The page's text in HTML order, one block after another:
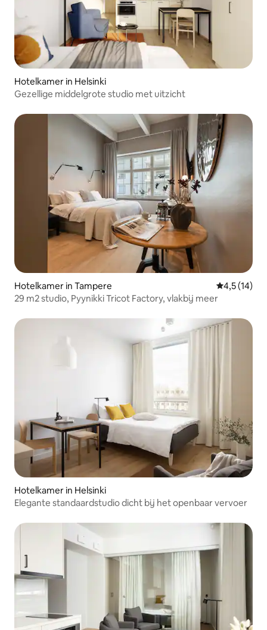
Hotelkamer in Helsinki
Gezellige middelgrote studio met uitzicht
Hotelkamer in Tampere
4,5 (14)
29 m2 studio, Pyynikki Tricot Factory, vlakbij meer
Hotelkamer in Helsinki
Elegante standaardstudio dicht bij het openbaar vervoer